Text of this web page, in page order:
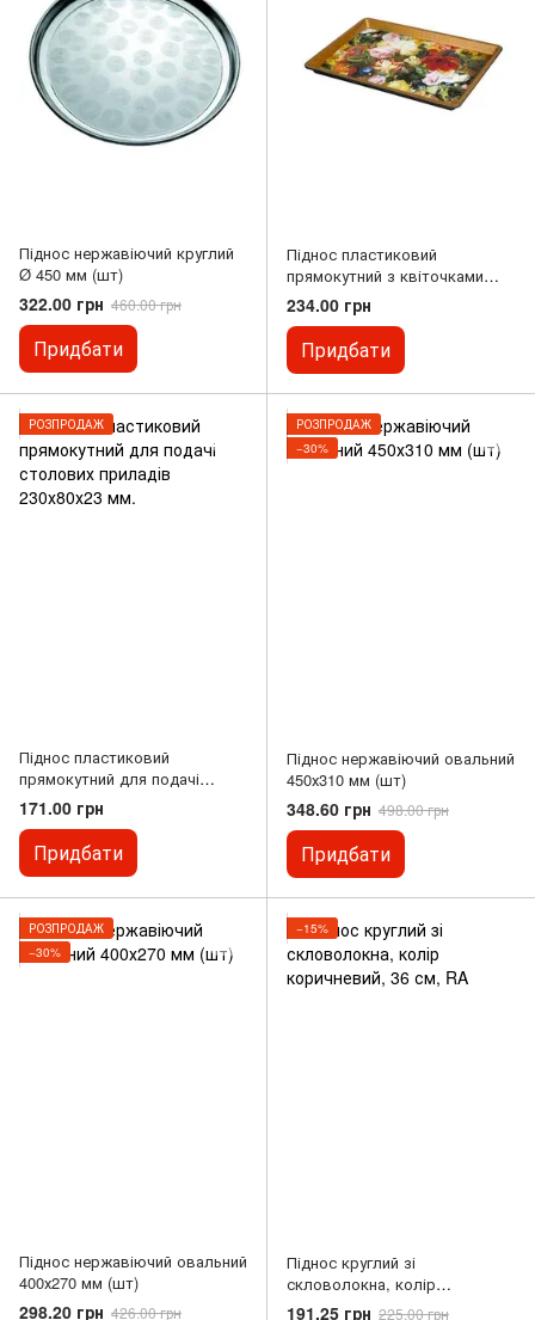
Піднос нержавіючий круглий
Ø 450 мм (шт)
322.00 грн 460.00 грн
Придбати
Піднос пластиковий
прямокутний з квіточками
325х230х25 мм (шт)
234.00 грн
Придбати
РОЗПРОДАЖ
Піднос пластиковий
прямокутний для подачі
столових приладів 230х80х23
мм.
171.00 грн
Придбати
РОЗПРОДАЖ
−30%
Піднос нержавіючий овальний
450х310 мм (шт)
348.60 грн 498.00 грн
Придбати
РОЗПРОДАЖ
−30%
Піднос нержавіючий овальний
400х270 мм (шт)
298.20 грн 426.00 грн
−15%
Піднос круглий зі
скловолокна, колір
коричневий, 36 см, RA
191.25 грн 225.00 грн